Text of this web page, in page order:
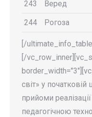
243 Веред
244 Рогоза
[/
[/
світ» у початковій
прийоми
педагогічною